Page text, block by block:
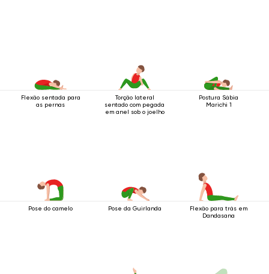
Flexão sentada para
as pernas
Torção lateral
sentado com pegada
em anel sob o joelho
Postura Sábia
Marichi 1
Pose do camelo Pose da Guirlanda
Flexão para trás em
Dandasana